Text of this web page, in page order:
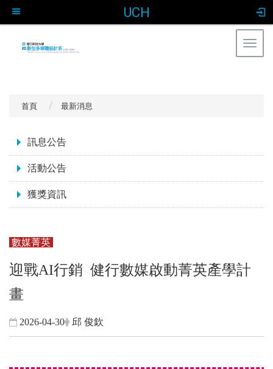
UCH
首頁 最新消息
訊息公告
活動公告
獲獎資訊
數媒菁英
迎戰AI行銷 健行數媒啟動菁英產學計
畫
2026-04-30 邱 俊欽